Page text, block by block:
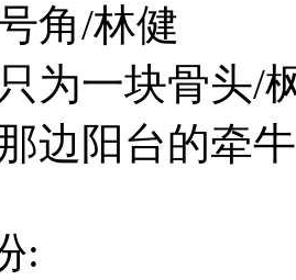
/林健
一块骨头/
阳台的牵牛
: